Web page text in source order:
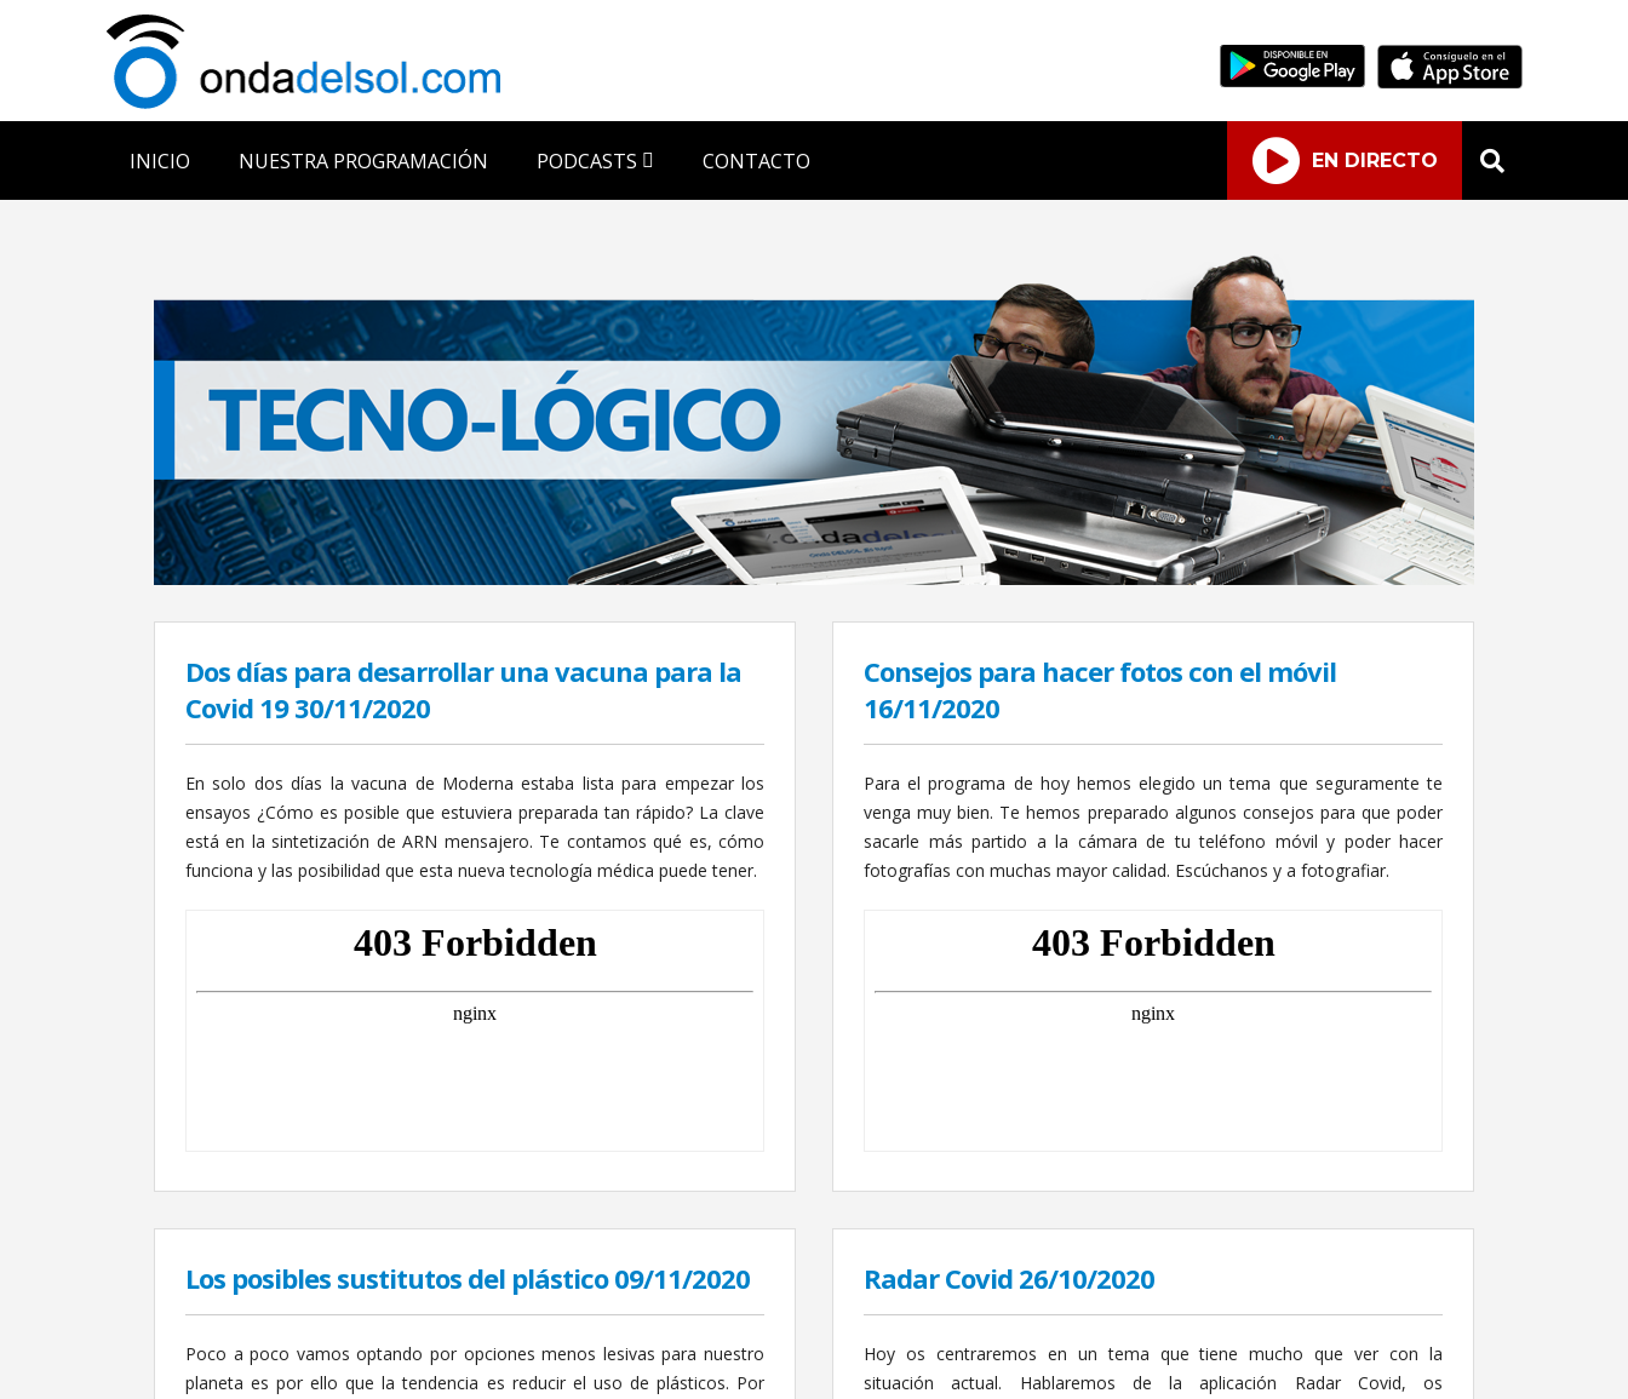
INICIO NUESTRA PROGRAMACIÓN PODCASTS CONTACTO EN DIRECTO
Dos días para desarrollar una vacuna para la
Covid 19 30/11/2020
En solo dos días la vacuna de Moderna estaba lista para empezar los
ensayos ¿Cómo es posible que estuviera preparada tan rápido? La clave
está en la sintetización de ARN mensajero. Te contamos qué es, cómo
funciona y las posibilidad que esta nueva tecnología médica puede tener.
Consejos para hacer fotos con el móvil
16/11/2020
Para el programa de hoy hemos elegido un tema que seguramente te
venga muy bien. Te hemos preparado algunos consejos para que poder
sacarle más partido a la cámara de tu teléfono móvil y poder hacer
fotografías con muchas mayor calidad. Escúchanos y a fotografiar.
Los posibles sustitutos del plástico 09/11/2020
Poco a poco vamos optando por opciones menos lesivas para nuestro
planeta es por ello que la tendencia es reducir el uso de plásticos. Por
Radar Covid 26/10/2020
Hoy os centraremos en un tema que tiene mucho que ver con la
situación actual. Hablaremos de la aplicación Radar Covid, os